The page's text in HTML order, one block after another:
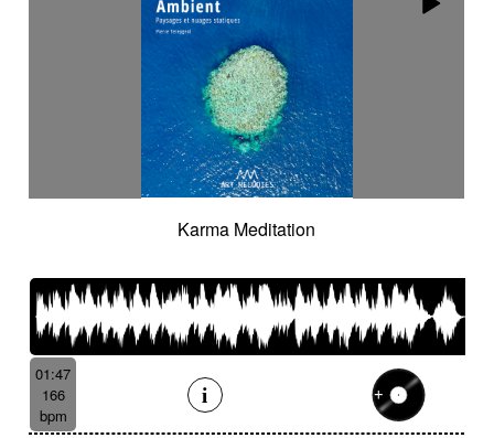
Karma Meditation
01:47
166
bpm